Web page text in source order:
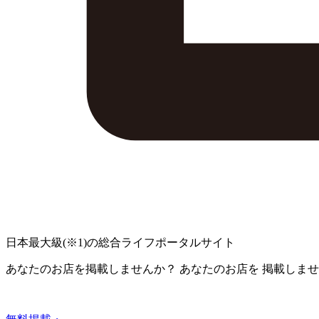
日本最大級(※1)の総合ライフポータルサイト
あなたのお店を掲載しませんか？ あなたのお店を 掲載しま